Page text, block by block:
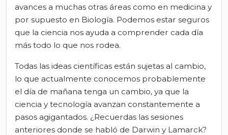
avances a muchas otras áreas como en medicina y
por supuesto en Biología. Podemos estar seguros
que la ciencia nos ayuda a comprender cada día
más todo lo que nos rodea.
Todas las ideas científicas están sujetas al cambio,
lo que actualmente conocemos probablemente
el día de mañana tenga un cambio, ya que la
ciencia y tecnología avanzan constantemente a
pasos agigantados. ¿Recuerdas las sesiones
anteriores donde se habló de Darwin y Lamarck?